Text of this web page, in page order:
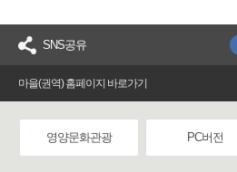
SNS공유
마을(권역) 홈페이지 바로가기
영양문화관광 PC버전